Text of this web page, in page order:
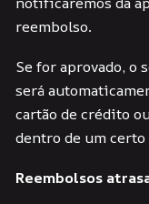
reembolso.
Se for aprovado, o
será
cartão de crédito
dentro de um
Reembolsos